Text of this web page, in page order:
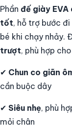
Phần đế giày EVA
tốt, hỗ trợ bước
bé khi chạy nhảy.
trượt, phù hợp
✔ Chun co giãn
cần buộc dây
✔ Siêu nhẹ, phù
mỏi chân